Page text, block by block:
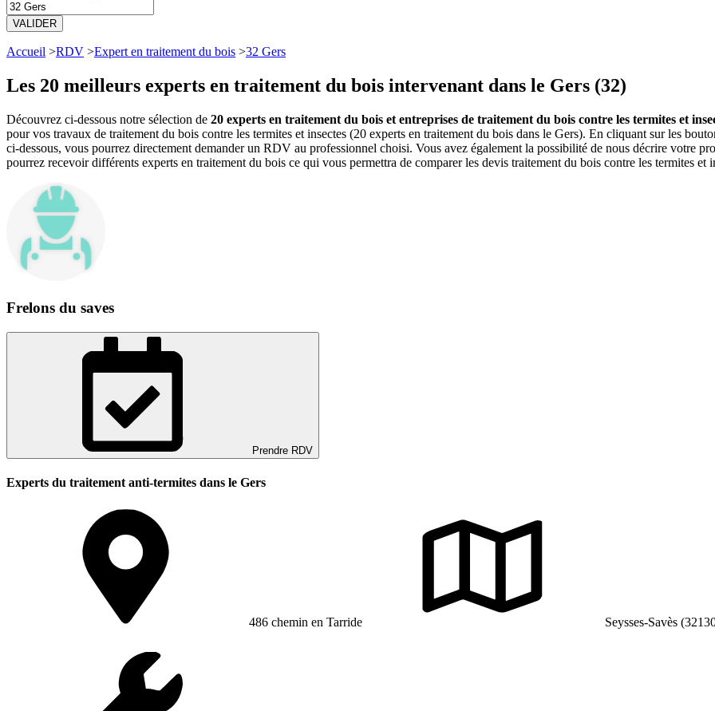
VALIDER
Accueil >RDV >Expert en traitement du bois >32 Gers
Les 20 meilleurs experts en traitement du bois intervenant dans le Gers (32)
Découvrez ci-dessous notre sélection de 20 experts en traitement du bois et entreprises de traitement du bois contre les termites et
pour vos travaux de traitement du bois contre les termites et insectes (20 experts en traitement du bois dans le Gers). En cliquant sur les
ci-dessous, vous pourrez directement demander un RDV au professionnel choisi. Vous avez également la possibilité de nous décrire votre
pourrez recevoir différents experts en traitement du bois ce qui vous permettra de comparer les devis traitement du bois contre les termites et
Frelons du saves
Prendre RDV
Experts du traitement anti-termites dans le Gers
486 chemin en Tarride Seysses-Savès